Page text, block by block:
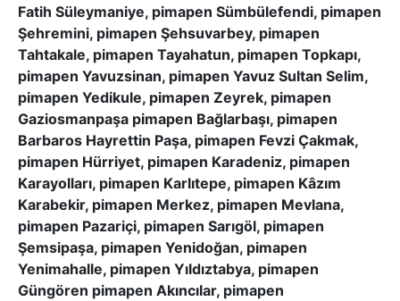
Fatih Süleymaniye, pimapen Sümbülefendi, pimapen
Şehremini, pimapen Şehsuvarbey, pimapen
Tahtakale, pimapen Tayahatun, pimapen Topkapı,
pimapen Yavuzsinan, pimapen Yavuz Sultan Selim,
pimapen Yedikule, pimapen Zeyrek, pimapen
Gaziosmanpaşa pimapen Bağlarbaşı, pimapen
Barbaros Hayrettin Paşa, pimapen Fevzi Çakmak,
pimapen Hürriyet, pimapen Karadeniz, pimapen
Karayolları, pimapen Karlıtepe, pimapen Kâzım
Karabekir, pimapen Merkez, pimapen Mevlana,
pimapen Pazariçi, pimapen Sarıgöl, pimapen
Şemsipaşa, pimapen Yenidoğan, pimapen
Yenimahalle, pimapen Yıldıztabya, pimapen
Güngören pimapen Akıncılar, pimapen